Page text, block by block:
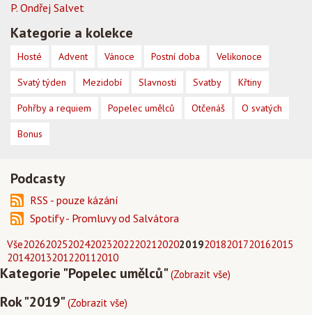
Vše202620252024202320222021202020192018201720162015
20142013201220112010
Kategorie "Popelec umělců"(Zobrazit vše)
Rok "2019"(Zobrazit vše)
P. Ondřej Salvet
Kategorie a kolekce
Hosté Advent Vánoce Postní doba Velikonoce
Svatý týden Mezidobí Slavnosti Svatby Křtiny
Pohřby a requiem Popelec umělců Otčenáš O svatých
Bonus
Podcasty
RSS - pouze kázání
Spotify - Promluvy od Salvátora